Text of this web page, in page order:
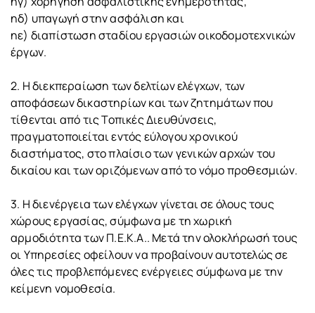
ηδ) υπαγωγή στην ασφάλιση και
ηε) διαπίστωση σταδίου εργασιών οικοδομοτεχνικών
έργων.
2. Η διεκπεραίωση των δελτίων ελέγχων, των
αποφάσεων δικαστηρίων και των ζητημάτων που
τίθενται από τις Τοπικές Διευθύνσεις,
πραγματοποιείται εντός εύλογου χρονικού
διαστήματος, στο πλαίσιο των γενικών αρχών του
δικαίου και των οριζόμενων από το νόμο προθεσμιών.
3. Η διενέργεια των ελέγχων γίνεται σε όλους τους
χώρους εργασίας, σύμφωνα με τη χωρική
αρμοδιότητα των Π.Ε.Κ.Α.. Μετά την ολοκλήρωσή τους
οι Υπηρεσίες οφείλουν να προβαίνουν αυτοτελώς σε
όλες τις προβλεπόμενες ενέργειες σύμφωνα με την
κείμενη νομοθεσία.